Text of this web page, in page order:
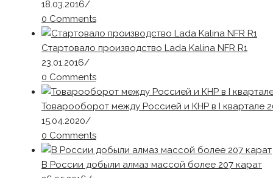
18.03.2016/
0 Comments
Стартовало производство Lada Kalina NFR R1
23.01.2016/
0 Comments
Товарооборот между Россией и КНР в I квартале
15.04.2020/
0 Comments
В России добыли алмаз массой более 207 карат